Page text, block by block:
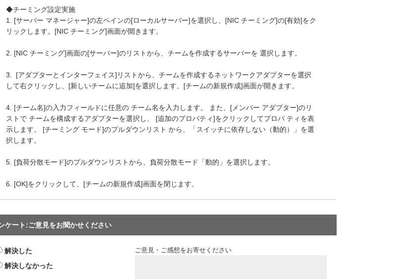
◆チーミング設定実施
1. [サーバー マネージャー]の左ペインの[ローカルサーバー]を選択し、[NIC チーミング]の[有効]をク
リックします。[NIC チーミング]画面が開きます。
2. [NIC チーミング]画面の[サーバー]のリストから、チームを作成するサーバーを 選択します。
3. [アダプターとインターフェイス]リストから、チームを作成するネットワークアダプターを選択
して右クリックし、[新しいチームに追加]を選択します。[チームの新規作成]画面が開きます。
4. [チーム名]の入力フィールドに任意の チーム名を入力します。 また、[メンバー アダプター]のリ
ストで チームを構成するアダプターを選択し、 [追加のプロパティ]をクリックしてプロパ ティを表
示します。 [チーミング モード]のプルダウンリスト から、「スイッチに依存しない（動的）」を選
択します。
5. [負荷分散モード]のプルダウンリストから、負荷分散モード「動的」を選択します。
6. [OK]をクリックして、[チームの新規作成]画面を閉じます。
ケート:ご意見をお聞かせください
解決した
解決しなかった
ご意見・ご感想をお寄せください